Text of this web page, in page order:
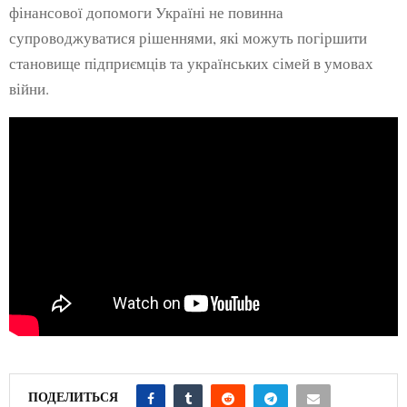
фінансової допомоги Україні не повинна
супроводжуватися рішеннями, які можуть погіршити
становище підприємців та українських сімей в умовах
війни.
ПОДЕЛИТЬСЯ